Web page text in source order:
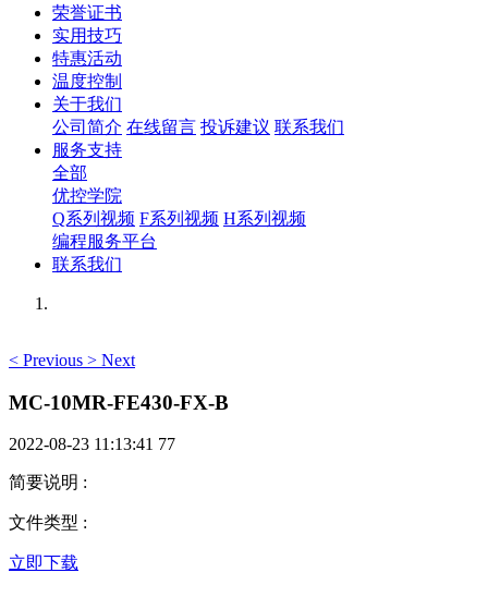
荣誉证书
实用技巧
特惠活动
温度控制
关于我们
公司简介 在线留言 投诉建议 联系我们
服务支持
全部
优控学院
Q系列视频 F系列视频 H系列视频
编程服务平台
联系我们
< Previous > Next
MC-10MR-FE430-FX-B
2022-08-23 11:13:41 77
简要说明 :
文件类型 :
立即下载